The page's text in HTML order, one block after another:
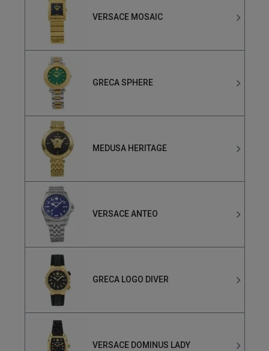
VERSACE MOSAIC
GRECA SPHERE
MEDUSA HERITAGE
VERSACE ANTEO
GRECA LOGO DIVER
VERSACE DOMINUS LADY